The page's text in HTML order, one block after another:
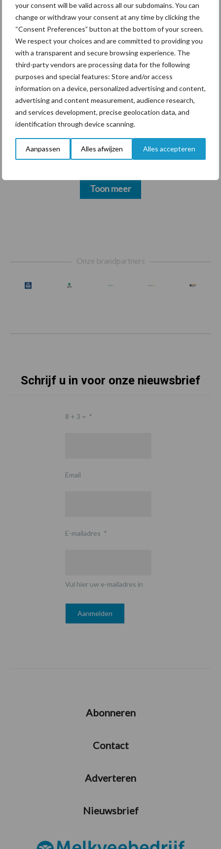
your consent will be valid across all our subdomains. You can
change or withdraw your consent at any time by clicking the
“Consent Preferences” button at the bottom of your screen.
We respect your choices and are committed to providing you
with a transparent and secure browsing experience. The
third-party vendors are processing data for the following
purposes and special features: Store and/or access
information on a device, personalized advertising and content,
advertising and content measurement, audience research,
and services development, precise geolocation data, and
identification through device scanning.
Aanpassen Alles afwijzen Alles accepteren
Themapagina's
Diergezondheid Bemesting Fokkerij
Compost Dierlijke mest
Toon meer
Onze brandpartners
Schrijf u in voor onze nieuwsbrief
8 + 3 = *
Email
E-mailadres *
Vul hier uw e-mailadres in
Abonneren
Contact
Adverteren
Nieuwsbrief